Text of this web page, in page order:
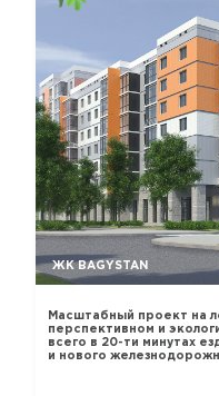
ЖК BAGYSTAN
Масштабный проект на
перспективном и
всего в 20-ти минутах
и нового